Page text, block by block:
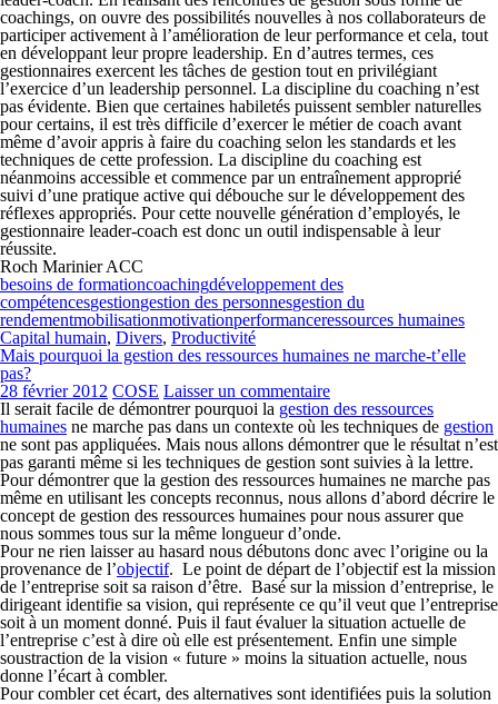
coachings, on ouvre des possibilités nouvelles à nos collaborateurs de
participer activement à l’amélioration de leur performance et cela, tout
en développant leur propre leadership. En d’autres termes, ces
gestionnaires exercent les tâches de gestion tout en privilégiant
l’exercice d’un leadership personnel. La discipline du coaching n’est
pas évidente. Bien que certaines habiletés puissent sembler naturelles
pour certains, il est très difficile d’exercer le métier de coach avant
même d’avoir appris à faire du coaching selon les standards et les
techniques de cette profession. La discipline du coaching est
néanmoins accessible et commence par un entraînement approprié
suivi d’une pratique active qui débouche sur le développement des
réflexes appropriés. Pour cette nouvelle génération d’employés, le
gestionnaire leader-coach est donc un outil indispensable à leur
réussite.
Roch Marinier ACC
besoins de formationcoachingdéveloppement des
compétencesgestiongestion des personnesgestion du
rendementmobilisationmotivationperformanceressources humaines
Capital humain, Divers, Productivité
Mais pourquoi la gestion des ressources humaines ne marche-t’elle
pas?
28 février 2012 COSE Laisser un commentaire
Il serait facile de démontrer pourquoi la gestion des ressources
humaines ne marche pas dans un contexte où les techniques de gestion
ne sont pas appliquées. Mais nous allons démontrer que le résultat n’est
pas garanti même si les techniques de gestion sont suivies à la lettre.
Pour démontrer que la gestion des ressources humaines ne marche pas
même en utilisant les concepts reconnus, nous allons d’abord décrire le
concept de gestion des ressources humaines pour nous assurer que
nous sommes tous sur la même longueur d’onde.
Pour ne rien laisser au hasard nous débutons donc avec l’origine ou la
provenance de l’objectif. Le point de départ de l’objectif est la mission
de l’entreprise soit sa raison d’être. Basé sur la mission d’entreprise, le
dirigeant identifie sa vision, qui représente ce qu’il veut que l’entreprise
soit à un moment donné. Puis il faut évaluer la situation actuelle de
l’entreprise c’est à dire où elle est présentement. Enfin une simple
soustraction de la vision « future » moins la situation actuelle, nous
donne l’écart à combler.
Pour combler cet écart, des alternatives sont identifiées puis la solution